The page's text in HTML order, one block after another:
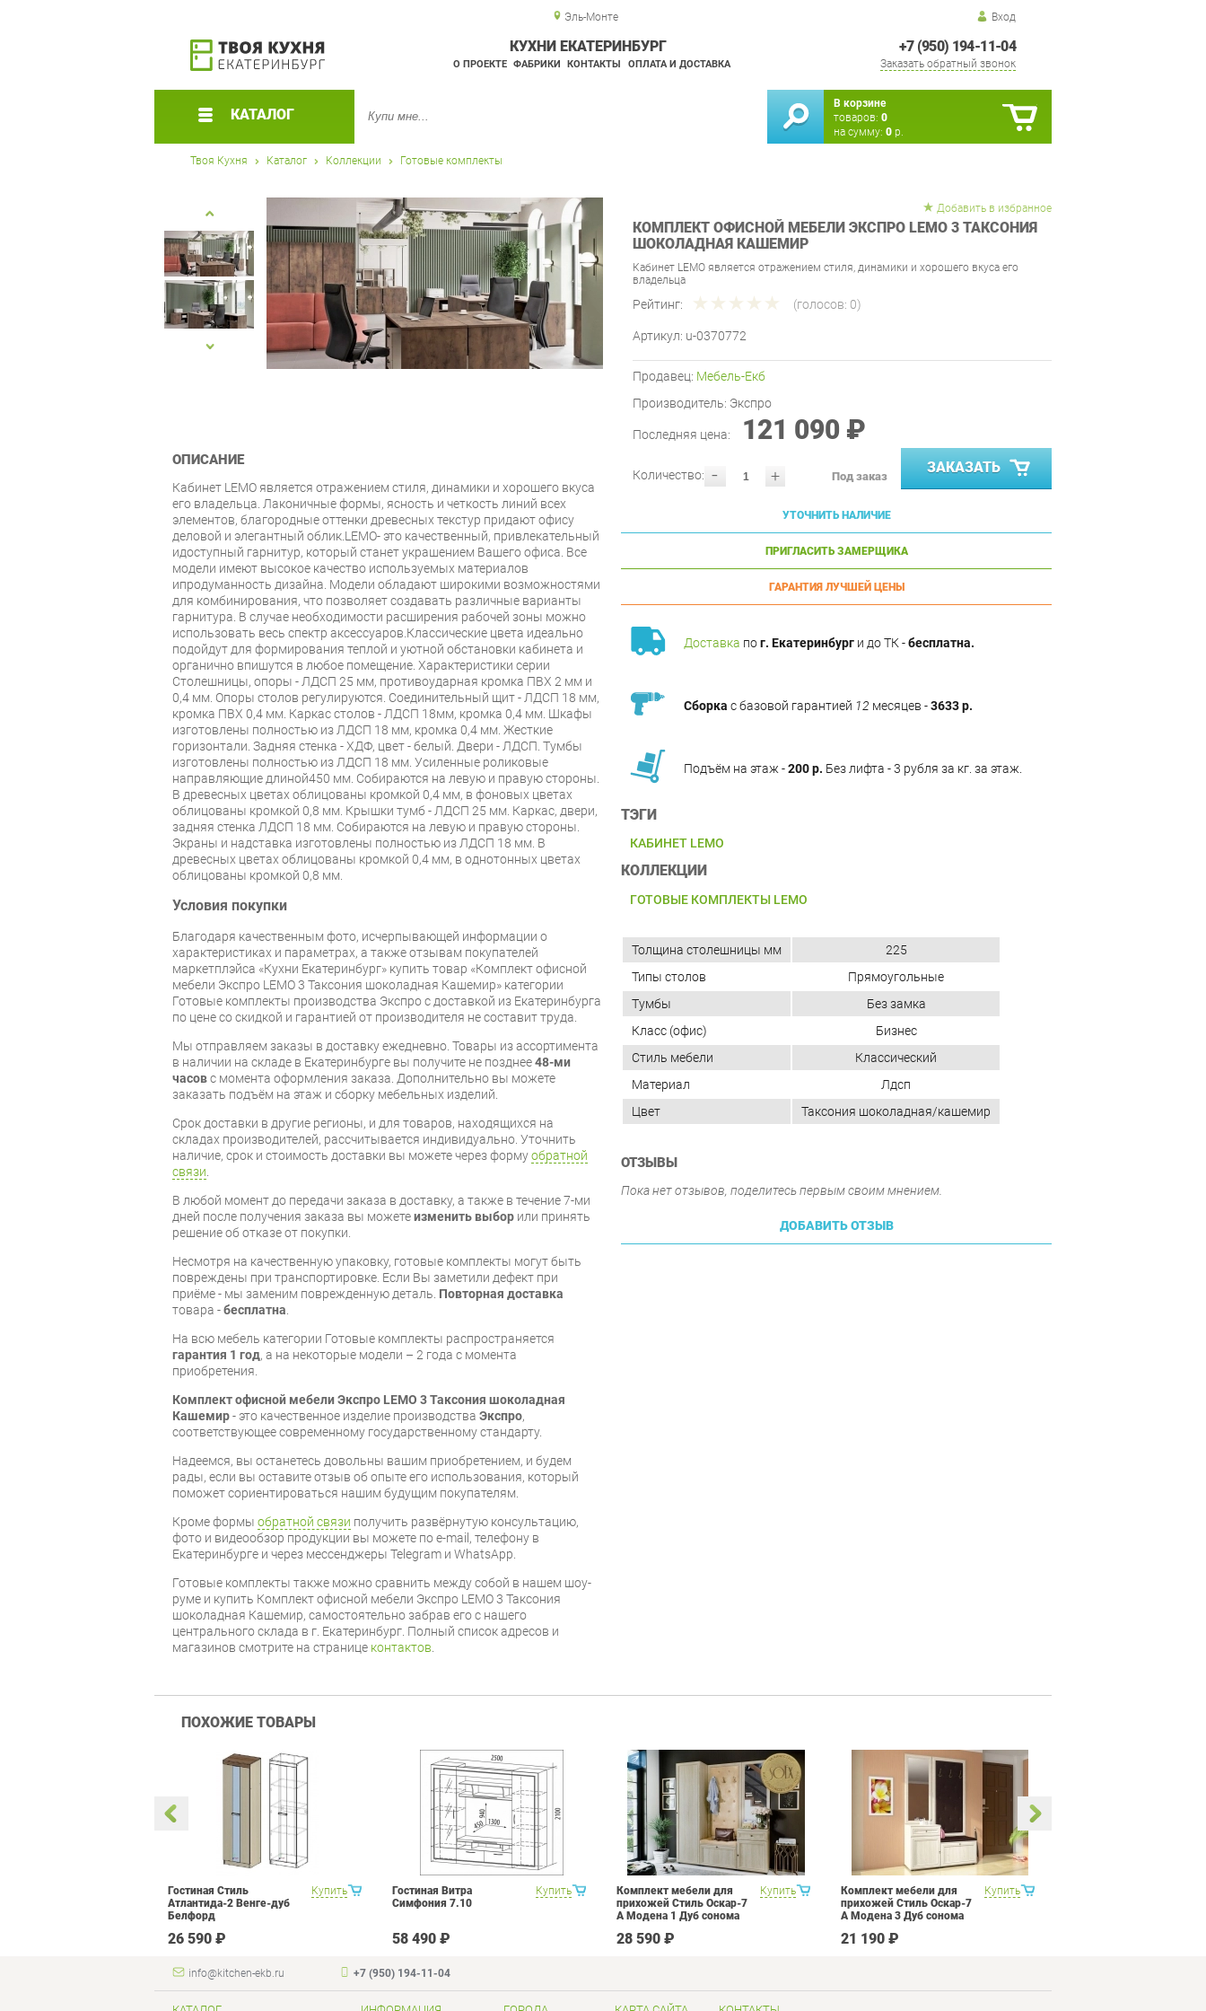
Эль-Монте Вход
+7 (950) 194-11-04
Заказать обратный звонок
КУХНИ ЕКАТЕРИНБУРГ
О ПРОЕКТЕ ФАБРИКИ КОНТАКТЫ ОПЛАТА И ДОСТАВКА
КАТАЛОГ
В корзине
товаров: 0
на сумму: 0 р.
Твоя Кухня Каталог Коллекции Готовые комплекты
Добавить в избранное
КОМПЛЕКТ ОФИСНОЙ МЕБЕЛИ ЭКСПРО LEMO 3 ТАКСОНИЯ
ШОКОЛАДНАЯ КАШЕМИР
Кабинет LEMO является отражением стиля, динамики и хорошего вкуса его
владельца
Рейтинг: (голосов: 0)
Артикул: u-0370772
Продавец: Мебель-Екб
Производитель: Экспро
Последняя цена: 121 090 ₽
- +
Количество: Под заказ
ЗАКАЗАТЬ
УТОЧНИТЬ НАЛИЧИЕ
ПРИГЛАСИТЬ ЗАМЕРЩИКА
ГАРАНТИЯ ЛУЧШЕЙ ЦЕНЫ
Доставка пог. Екатеринбург и до ТК -бесплатна.
Сборка с базовой гарантией 12 месяцев -3633 р.
Подъём на этаж -200 р. Без лифта - 3 рубля за кг. за этаж.
ТЭГИ
КАБИНЕТ LEMO
КОЛЛЕКЦИИ
ГОТОВЫЕ КОМПЛЕКТЫ LEMO
ОПИСАНИЕ
Кабинет LEMO является отражением стиля, динамики и хорошего вкуса
его владельца. Лаконичные формы, ясность и четкость линий всех
элементов, благородные оттенки древесных текстур придают офису
деловой и элегантный облик.LEMO- это качественный, привлекательный
идоступный гарнитур, который станет украшением Вашего офиса. Все
модели имеют высокое качество используемых материалов
ипродуманность дизайна. Модели обладают широкими возможностями
для комбинирования, что позволяет создавать различные варианты
гарнитура. В случае необходимости расширения рабочей зоны можно
использовать весь спектр аксессуаров.Классические цвета идеально
подойдут для формирования теплой и уютной обстановки кабинета и
органично впишутся в любое помещение. Характеристики серии
Столешницы, опоры - ЛДСП 25 мм, противоударная кромка ПВХ 2 мм и
0,4 мм. Опоры столов регулируются. Соединительный щит - ЛДСП 18 мм,
кромка ПВХ 0,4 мм. Каркас столов - ЛДСП 18мм, кромка 0,4 мм. Шкафы
изготовлены полностью из ЛДСП 18 мм, кромка 0,4 мм. Жесткие
горизонтали. Задняя стенка - ХДФ, цвет - белый. Двери - ЛДСП. Тумбы
изготовлены полностью из ЛДСП 18 мм. Усиленные роликовые
направляющие длиной450 мм. Собираются на левую и правую стороны.
В древесных цветах облицованы кромкой 0,4 мм, в фоновых цветах
облицованы кромкой 0,8 мм. Крышки тумб - ЛДСП 25 мм. Каркас, двери,
задняя стенка ЛДСП 18 мм. Собираются на левую и правую стороны.
Экраны и надставка изготовлены полностью из ЛДСП 18 мм. В
древесных цветах облицованы кромкой 0,4 мм, в однотонных цветах
облицованы кромкой 0,8 мм.
Условия покупки
Благодаря качественным фото, исчерпывающей информации о
характеристиках и параметрах, а также отзывам покупателей
маркетплэйса «Кухни Екатеринбург» купить товар «Комплект офисной
мебели Экспро LEMO 3 Таксония шоколадная Кашемир» категории
Готовые комплекты производства Экспро с доставкой из Екатеринбурга
по цене со скидкой и гарантией от производителя не составит труда.
Мы отправляем заказы в доставку ежедневно. Товары из ассортимента
в наличии на складе в Екатеринбурге вы получите не позднее48-ми
часовс момента оформления заказа. Дополнительно вы можете
заказать подъём на этаж и сборку мебельных изделий.
Срок доставки в другие регионы, и для товаров, находящихся на
складах производителей, рассчитывается индивидуально. Уточнить
наличие, срок и стоимость доставки вы можете через формуобратной
связи.
В любой момент до передачи заказа в доставку, а также в течение 7-ми
дней после получения заказа вы можетеизменить выбор или принять
решение об отказе от покупки.
Несмотря на качественную упаковку, готовые комплекты могут быть
повреждены при транспортировке. Если Вы заметили дефект при
приёме - мы заменим поврежденную деталь. Повторная доставка
товара -бесплатна.
На всю мебель категории Готовые комплекты распространяется
гарантия 1 год, а на некоторые модели – 2 года с момента
приобретения.
Комплект офисной мебели Экспро LEMO 3 Таксония шоколадная
Кашемир- это качественное изделие производства Экспро,
соответствующее современному государственному стандарту.
Надеемся, вы останетесь довольны вашим приобретением, и будем
рады, если вы оставите отзыв об опыте его использования, который
поможет сориентироваться нашим будущим покупателям.
Кроме формы обратной связи получить развёрнутую консультацию,
фото и видеообзор продукции вы можете по e-mail, телефону в
Екатеринбурге и через мессенджеры Telegram и WhatsApp.
Готовые комплекты также можно сравнить между собой в нашем шоу-
руме и купить Комплект офисной мебели Экспро LEMO 3 Таксония
шоколадная Кашемир, самостоятельно забрав его с нашего
центрального склада в г. Екатеринбург. Полный список адресов и
магазинов смотрите на странице контактов.
Толщина столешницы мм
225
Типы столов
Прямоугольные
Тумбы
Без замка
Класс (офис)
Бизнес
Стиль мебели
Классический
Материал
Лдсп
Цвет
Таксония шоколадная/кашемир
ОТЗЫВЫ
Пока нет отзывов, поделитесь первым своим мнением.
ДОБАВИТЬ ОТЗЫВ
ПОХОЖИЕ ТОВАРЫ
Купить
Гостиная Стиль
Атлантида-2 Венге-дуб
Белфорд
26 590 ₽
Купить
Гостиная Витра
Симфония 7.10
58 490 ₽
Купить
Комплект мебели для
прихожей Стиль Оскар-7
А Модена 1 Дуб сонома
28 590 ₽
Купить
Комплект мебели для
прихожей Стиль Оскар-7
А Модена 3 Дуб сонома
21 190 ₽
info@kitchen-ekb.ru +7 (950) 194-11-04